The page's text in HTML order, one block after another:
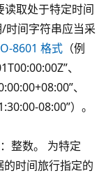
读取处于特定时间
时间字符串应当采
8601 格式 （例
、
、
08:00”）。
：整数。 为特定
时间旅行指定的